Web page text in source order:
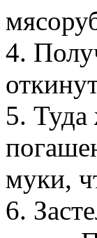
4.
5. Туда
муки,
6.